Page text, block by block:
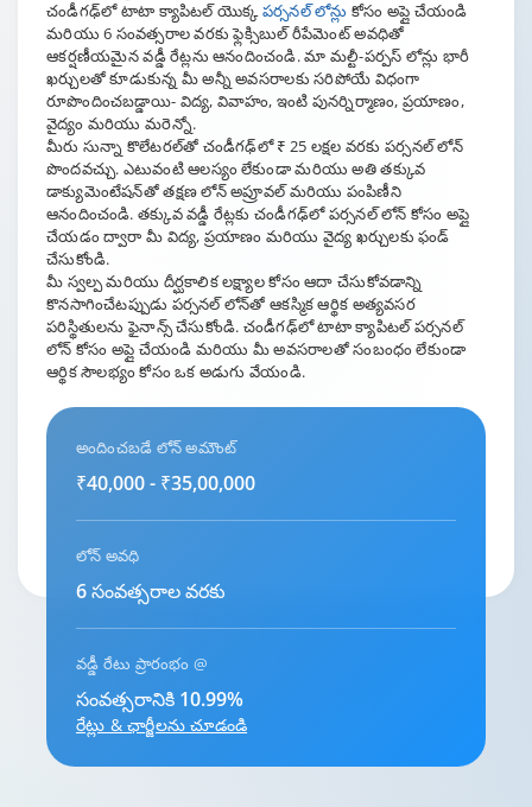
చండీగఢ్‌లో టాటా క్యాపిటల్ యొక్కపర్సనల్ లోన్లు కోసం అప్లై చేయండి
మరియు 6 సంవత్సరాల వరకు ఫ్లెక్సిబుల్ రీపేమెంట్ అవధితో
ఆకర్షణీయమైన వడ్డీ రేట్లను ఆనందించండి. మా మల్టీ-పర్పస్ లోన్లు భారీ
ఖర్చులతో కూడుకున్న మీ అన్నీ అవసరాలకు సరిపోయే విధంగా
రూపొందించబడ్డాయి- విద్య, వివాహం, ఇంటి పునర్నిర్మాణం, ప్రయాణం,
వైద్యం మరియు మరెన్నో.
మీరు సున్నా కొలేటరల్‌తో చండీగఢ్‌లో ₹ 25 లక్షల వరకు పర్సనల్ లోన్
పొందవచ్చు. ఎటువంటి ఆలస్యం లేకుండా మరియు అతి తక్కువ
డాక్యుమెంటేషన్‌తో తక్షణ లోన్ అప్రూవల్ మరియు పంపిణీని
ఆనందించండి. తక్కువ వడ్డీ రేట్లకు చండీగఢ్‌లో పర్సనల్ లోన్ కోసం అప్లై
చేయడం ద్వారా మీ విద్య, ప్రయాణం మరియు వైద్య ఖర్చులకు ఫండ్
చేసుకోండి.
మీ స్వల్ప మరియు దీర్ఘకాలిక లక్ష్యాల కోసం ఆదా చేసుకోవడాన్ని
కొనసాగించేటప్పుడు పర్సనల్ లోన్‌తో ఆకస్మిక ఆర్థిక అత్యవసర
పరిస్థితులను ఫైనాన్స్ చేసుకోండి. చండీగఢ్‌లో టాటా క్యాపిటల్ పర్సనల్
లోన్ కోసం అప్లై చేయండి మరియు మీ అవసరాలతో సంబంధం లేకుండా
ఆర్థిక సౌలభ్యం కోసం ఒక అడుగు వేయండి.
అందించబడే లోన్ అమౌంట్
₹40,000 - ₹35,00,000
లోన్ అవధి
6 సంవత్సరాల వరకు
వడ్డీ రేటు ప్రారంభం @
సంవత్సరానికి 10.99%
రేట్లు & ఛార్జీలను చూడండి